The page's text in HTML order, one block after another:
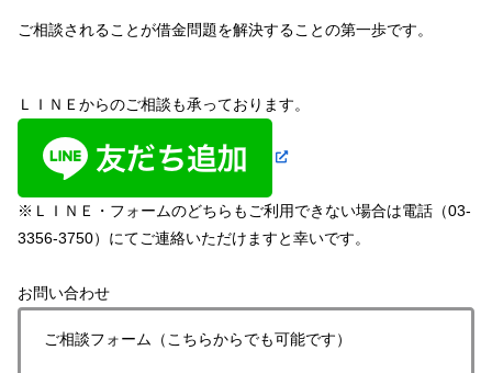
ご相談されることが借金問題を解決することの第一歩です。
ＬＩＮＥからのご相談も承っております。
※ＬＩＮＥ・フォームのどちらもご利用できない場合は電話（03-
3356-3750）にてご連絡いただけますと幸いです。
お問い合わせ
ご相談フォーム（こちらからでも可能です）